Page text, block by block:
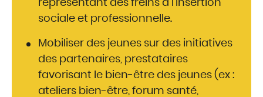
représentant des freins à l’insertion
sociale et professionnelle.
Mobiliser des jeunes sur des initiatives
des partenaires, prestataires
favorisant le bien-être des jeunes (ex :
ateliers bien-être, forum santé,